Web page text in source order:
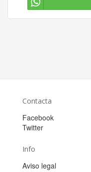
Contacta
Facebook
Twitter
Info
Aviso legal